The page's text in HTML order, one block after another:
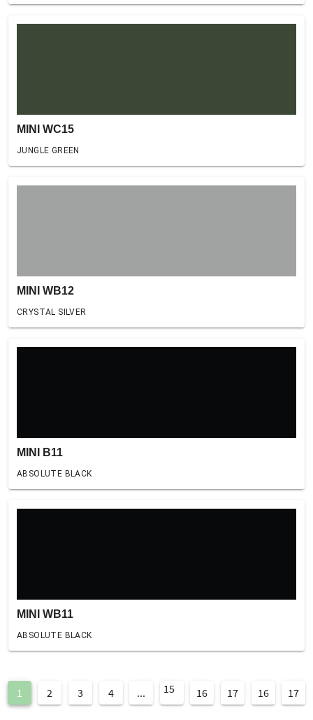
MINI WC15
JUNGLE GREEN
MINI WB12
CRYSTAL SILVER
MINI B11
ABSOLUTE BLACK
MINI WB11
ABSOLUTE BLACK
1 2 3 4 ... 15 16 17 16 17